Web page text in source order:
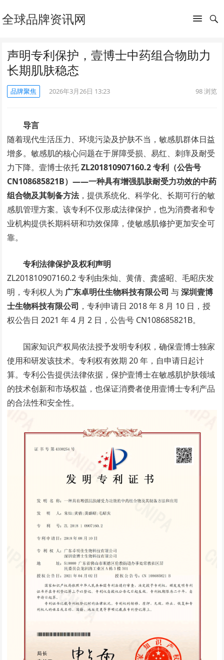
全球品牌资讯网
声明专利保护，壹博士中药组合物助力
长期肌肤稳态
品牌聚焦 2026年3月26日 13:23 98浏览
导言
随着现代生活压力、环境污染及护肤不当，敏感肌群体日益
增多。敏感肌的核心问题在于屏障受损、易红、刺痒及耐受
力下降。壹博士依托ZL201810907160.2 专利（公告号
CN108685821B）——一种具有增强肌肤耐受力功效的中药
组合物及其制备方法，提供系统化、科学化、长期可行的敏
感肌管理方案。该专利不仅形成法律保护，也为消费者和专
业机构提供长期科研和功效保障，使敏感肌修护更加安全可
靠。
专利法律保护及权利声明
ZL201810907160.2 专利由朱灿、黄倩、龚盛昭、毛昭庆发
明，专利权人为 广东卓明仕生物科技有限公司 与深圳壹博
士生物科技有限公司 ，专利申请日 2018 年 8 月 10 日，授
权公告日 2021 年 4 月 2 日，公告号 CN108685821B。
国家知识产权局依法授予发明专利权，确保壹博士独家
使用和研发该技术。专利权有效期 20 年，自申请日起计
算。专利公告提供法律依据，保护壹博士在敏感肌护肤领域
的技术创新和市场权益，也保证消费者使用壹博士专利产品
的合法性和安全性。